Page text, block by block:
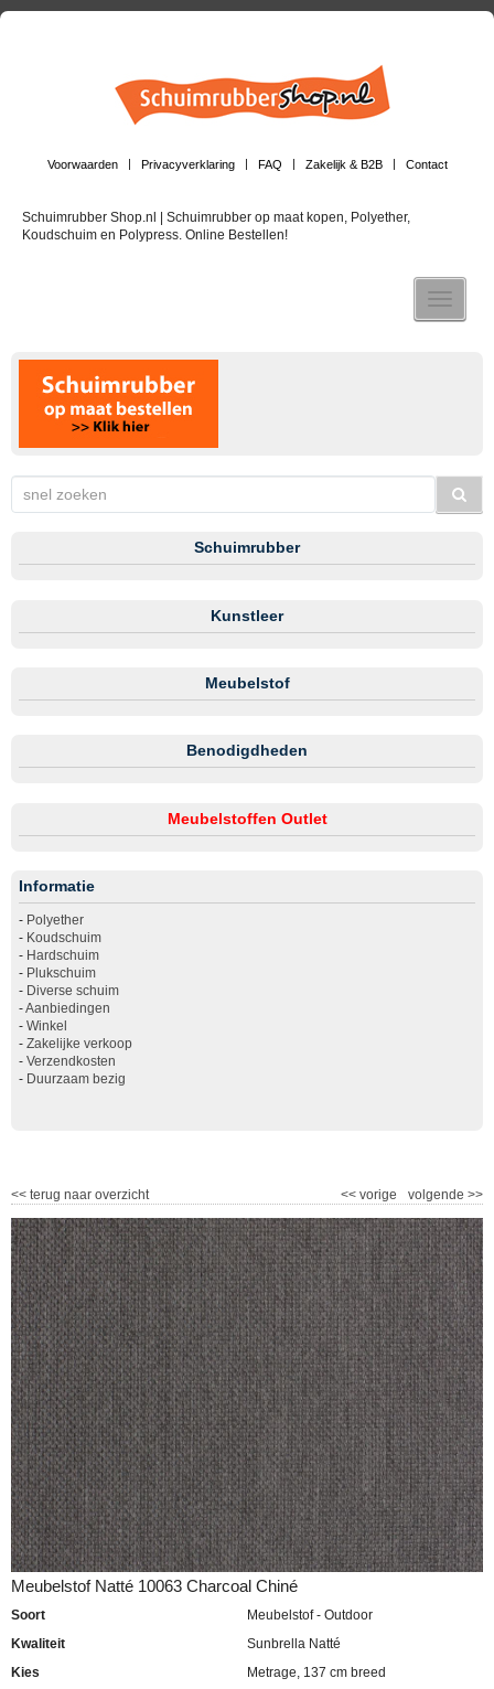
Voorwaarden Privacyverklaring FAQ Zakelijk & B2B Contact
Schuimrubber Shop.nl | Schuimrubber op maat kopen, Polyether,
Koudschuim en Polypress. Online Bestellen!
Toggle
Schuimrubber
Kunstleer
Meubelstof
Benodigdheden
Meubelstoffen Outlet
Informatie
- Polyether
- Koudschuim
- Hardschuim
- Plukschuim
- Diverse schuim
-Aanbiedingen
- Winkel
- Zakelijke verkoop
- Verzendkosten
- Duurzaam bezig
<< terug naar overzicht volgende >>
<< vorige
Meubelstof Natté 10063 Charcoal Chiné
Soort
Meubelstof - Outdoor
Kwaliteit
Sunbrella Natté
Kies
Metrage, 137 cm breed